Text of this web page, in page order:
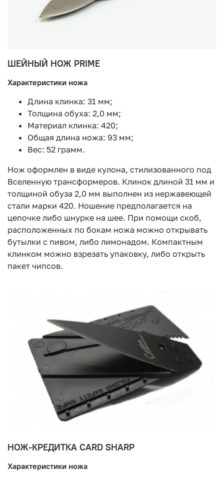
ШЕЙНЫЙ НОЖ PRIME
Характеристики ножа
Длина клинка: 31 мм;
Толщина обуха: 2,0 мм;
Материал клинка: 420;
Общая длина ножа: 93 мм;
Вес: 52 грамм.
Нож оформлен в виде кулона, стилизованного под
Вселенную трансформеров. Клинок длиной 31 мм и
толщиной обуза 2,0 мм выполнен из нержавеющей
стали марки 420. Ношение предполагается на
цепочке либо шнурке на шее. При помощи скоб,
расположенных по бокам ножа можно открывать
бутылки с пивом, либо лимонадом. Компактным
клинком можно взрезать упаковку, либо открыть
пакет чипсов.
НОЖ-КРЕДИТКА CARD SHARP
Характеристики ножа